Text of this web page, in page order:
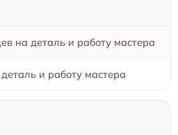
на деталь и работу мастера
и работу мастера